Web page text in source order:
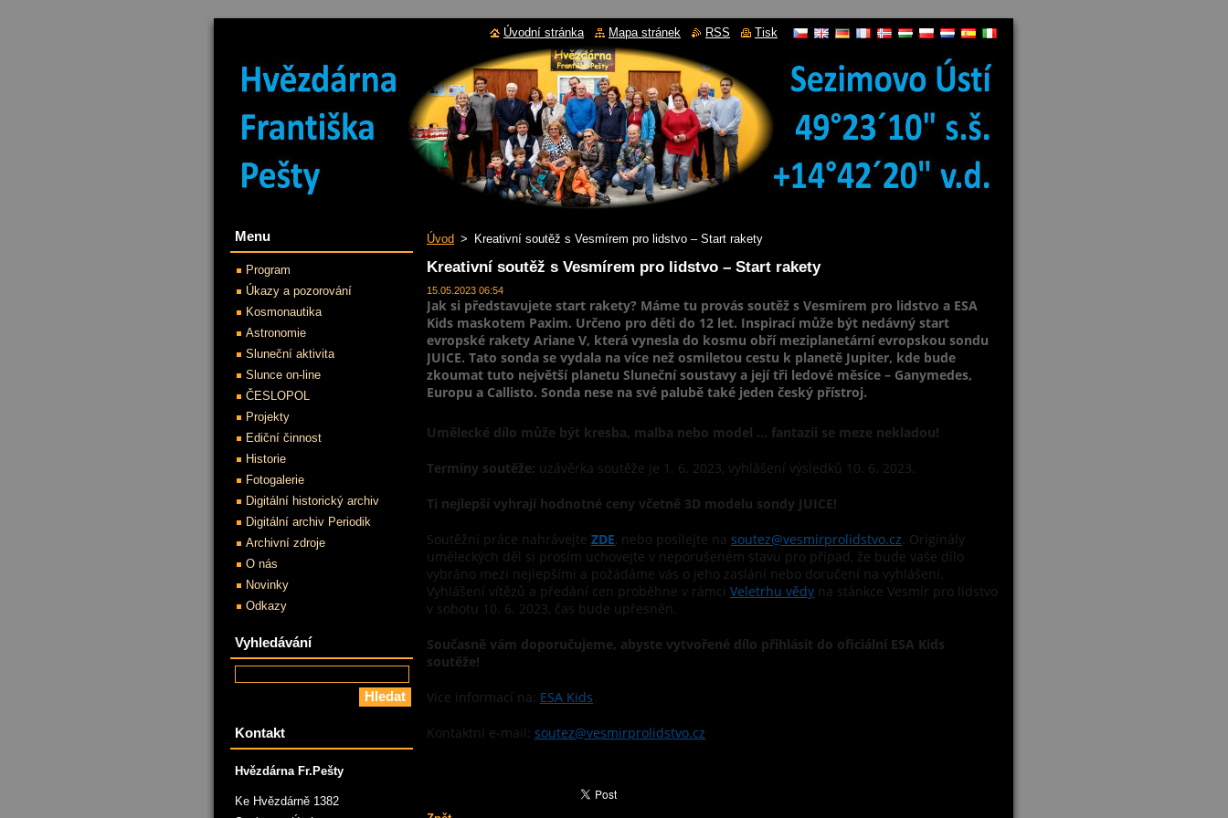
Úvod > Kreativní soutěž s Vesmírem pro lidstvo – Start rakety
Kreativní soutěž s Vesmírem pro lidstvo – Start rakety
15.05.2023 06:54
Jak si představujete start rakety? Máme tu provás soutěž s Vesmírem pro lidstvo a ESA
Kids maskotem Paxim. Určeno pro děti do 12 let. Inspirací může být nedávný start
evropské rakety Ariane V, která vynesla do kosmu obří meziplanetární evropskou sondu
JUICE. Tato sonda se vydala na více než osmiletou cestu k planetě Jupiter, kde bude
zkoumat tuto největší planetu Sluneční soustavy a její tři ledové měsíce – Ganymedes,
Europu a Callisto. Sonda nese na své palubě také jeden český přístroj.
Umělecké dílo může být kresba, malba nebo model ... fantazii se meze nekladou!
Termíny soutěže: uzávěrka soutěže je 1. 6. 2023, vyhlášení výsledků 10. 6. 2023.
Ti nejlepší vyhrají hodnotné ceny včetně 3D modelu sondy JUICE!
Soutěžní práce nahrávejte ZDE, nebo posílejte na soutez@vesmirprolidstvo.cz. Originály
uměleckých děl si prosím uchovejte v neporušeném stavu pro případ, že bude vaše dílo
vybráno mezi nejlepšími a požádáme vás o jeho zaslání nebo doručení na vyhlášení.
Vyhlášení vítězů a předání cen proběhne v rámci Veletrhu vědy na stánkce Vesmír pro lidstvo
v sobotu 10. 6. 2023, čas bude upřesněn.
Současně vám doporučujeme, abyste vytvořené dílo přihlásit do oficiální ESA Kids
soutěže!
Více informací na: ESA Kids
Kontaktní e-mail: soutez@vesmirprolidstvo.cz
Menu
Program
Úkazy a pozorování
Kosmonautika
Astronomie
Sluneční aktivita
Slunce on-line
ČESLOPOL
Projekty
Ediční činnost
Historie
Fotogalerie
Digitální historický archiv
Digitální archiv Periodik
Archivní zdroje
O nás
Novinky
Odkazy
Vyhledávání
Kontakt
Hvězdárna Fr.Pešty
Ke Hvězdárně 1382
Úvodní stránka Mapa stránek RSS Tisk